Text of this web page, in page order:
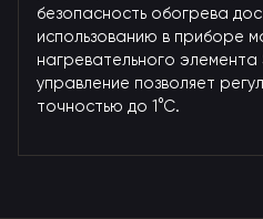
безопасность обогрева
использованию в приборе
нагревательного
управление позволяет
точностью до 1°С.